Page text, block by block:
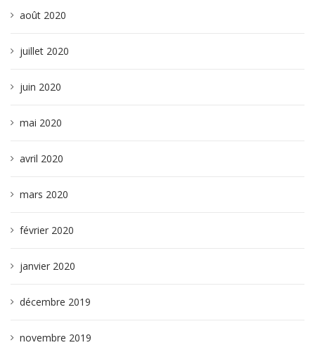
août 2020
juillet 2020
juin 2020
mai 2020
avril 2020
mars 2020
février 2020
janvier 2020
décembre 2019
novembre 2019